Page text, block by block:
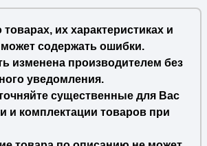
их характеристиках и
содержать ошибки.
изменена производителем без
уведомления.
существенные для Вас
и комплектации товаров при